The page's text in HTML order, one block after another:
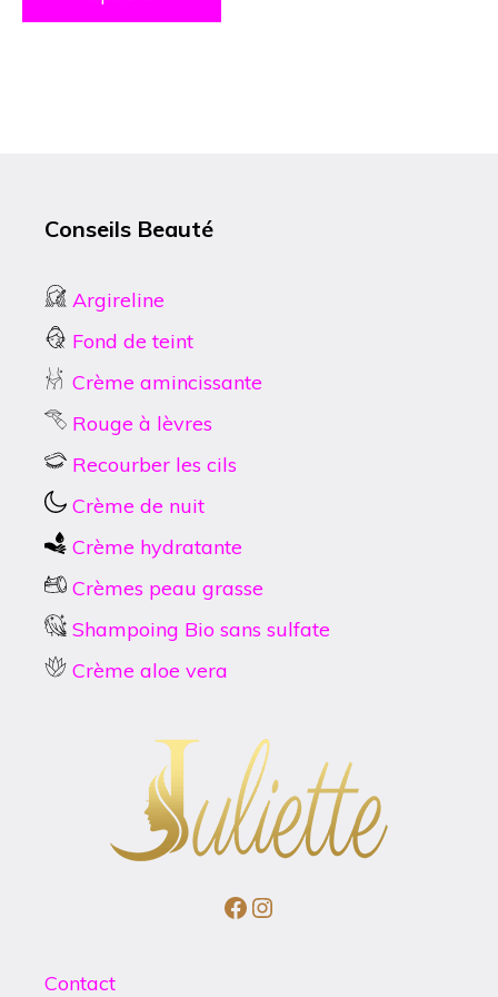
Conseils Beauté
Argireline
Fond de teint
Crème amincissante
Rouge à lèvres
Recourber les cils
Crème de nuit
Crème hydratante
Crèmes peau grasse
Shampoing Bio sans sulfate
Crème aloe vera
Facebook
Instagram
Contact